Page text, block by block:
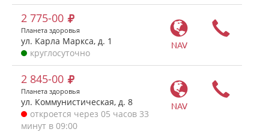
NAV
2 775-00
Планета здоровья
ул. Карла Маркса, д. 1
круглосуточно
NAV
2 845-00
Планета здоровья
ул. Коммунистическая, д. 8
откроется через 05 часов 33
минут в 09:00